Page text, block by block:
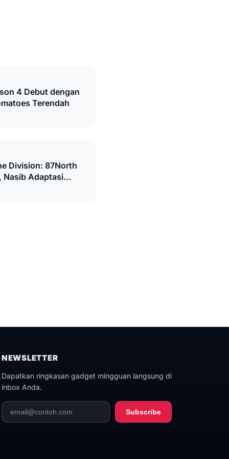
4 Debut dengan
Terendah
Division: 87North
Nasib Adaptasi
NEWSLETTER
Dapatkan ringkasan gadget mingguan langsung di
inbox Anda.
Subscribe